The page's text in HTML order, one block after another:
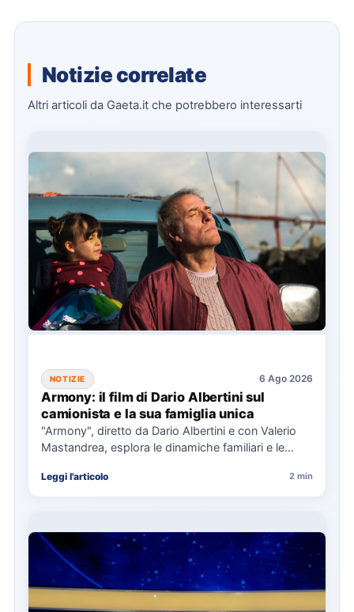
Notizie correlate
Altri articoli da Gaeta.it che potrebbero interessarti
NOTIZIE 6 Ago 2026
Armony: il film di Dario Albertini sul
camionista e la sua famiglia unica
"Armony", diretto da Dario Albertini e con Valerio
Mastandrea, esplora le dinamiche familiari e le
Leggi l'articolo 2 min